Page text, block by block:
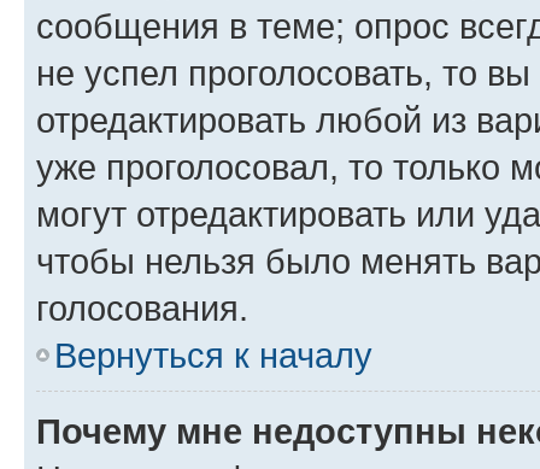
сообщения в теме; опрос
не успел проголосовать, то
отредактировать любой из
уже проголосовал, то только
могут отредактировать или
чтобы нельзя было менять
голосования.
Вернуться к началу
Почему мне недоступны